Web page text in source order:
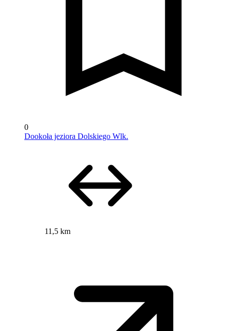
0
Dookoła jeziora Dolskiego Wlk.
11,5 km